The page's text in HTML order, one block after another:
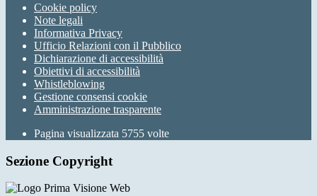
Cookie policy
Note legali
Informativa Privacy
Ufficio Relazioni con il Pubblico
Dichiarazione di accessibilità
Obiettivi di accessibilità
Whistleblowing
Gestione consensi cookie
Amministrazione trasparente
Pagina visualizzata 5755 volte
Sezione Copyright